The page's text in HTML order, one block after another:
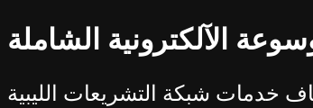
الآلكترونية الشاملة